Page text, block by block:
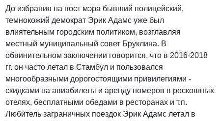
До избрания на пост мэра бывший полицейский,
темнокожий демократ Эрик Адамс уже был
влиятельным городским политиком, возглавляя
местный муниципальный совет Бруклина. В
обвинительном заключении говорится, что в 2016-2018
гг. он часто летал в Стамбул и пользовался
многообразными дорогостоящими привилегиями -
скидками на авиабилеты и аренду номеров в роскошных
отелях, бесплатными обедами в ресторанах и т.п.
Любитель заграничных поездок Эрик Адамс летал в